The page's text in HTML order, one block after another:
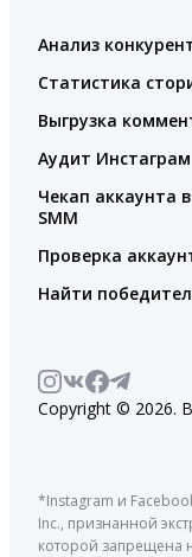
Анализ
Статистика
Выгрузка
Аудит Инстаграм
Чекап аккаунта
SMM
Проверка
Найти
Copyright © 2026.
*Instagram и
Inc., признанной
которой запрещена